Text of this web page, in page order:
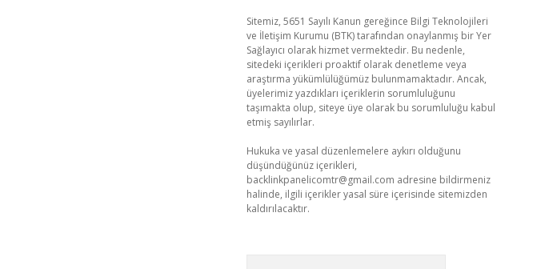
Sitemiz, 5651 Sayılı Kanun gereğince Bilgi Teknolojileri
ve İletişim Kurumu (BTK) tarafından onaylanmış bir Yer
Sağlayıcı olarak hizmet vermektedir. Bu nedenle,
sitedeki içerikleri proaktif olarak denetleme veya
araştırma yükümlülüğümüz bulunmamaktadır. Ancak,
üyelerimiz yazdıkları içeriklerin sorumluluğunu
taşımakta olup, siteye üye olarak bu sorumluluğu kabul
etmiş sayılırlar.
Hukuka ve yasal düzenlemelere aykırı olduğunu
düşündüğünüz içerikleri,
backlinkpanelicomtr@gmail.com adresine bildirmeniz
halinde, ilgili içerikler yasal süre içerisinde sitemizden
kaldırılacaktır.